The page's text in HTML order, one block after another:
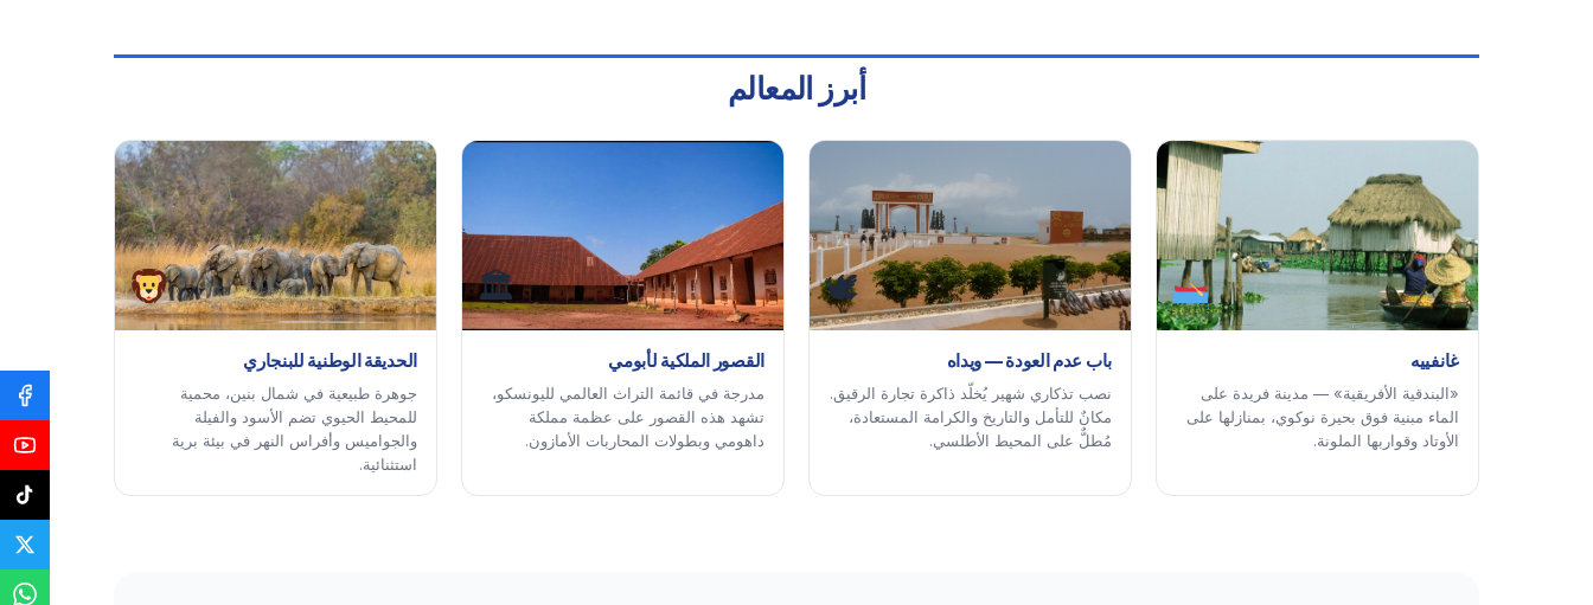
أبرز المعالم
غانفييه
«البندقية الأفريقية» — مدينة فريدة على
الماء مبنية فوق بحيرة نوكوي، بمنازلها على
الأوتاد وقواربها الملونة.
🕊
باب عدم العودة — ويداه
نصب تذكاري شهير يُخلّد ذاكرة تجارة الرقيق.
مكانٌ للتأمل والتاريخ والكرامة المستعادة،
مُطلٌّ على المحيط الأطلسي.
🏛
القصور الملكية لأبومي
مدرجة في قائمة التراث العالمي لليونسكو،
تشهد هذه القصور على عظمة مملكة
داهومي وبطولات المحاربات الأمازون.
الحديقة الوطنية للبنجاري
جوهرة طبيعية في شمال بنين، محمية
للمحيط الحيوي تضم الأسود والفيلة
والجواميس وأفراس النهر في بيئة برية
استثنائية.